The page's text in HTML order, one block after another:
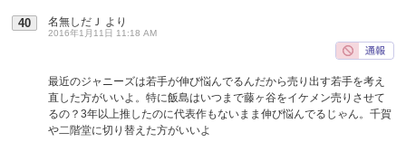
40 名無しだＪ より
2016年1月11日 11:18 AM
最近のジャニーズは若手が伸び悩んでるんだから売り出す若手を考え
直した方がいいよ。特に飯島はいつまで藤ヶ谷をイケメン売りさせて
るの？3年以上推したのに代表作もないまま伸び悩んでるじゃん。千賀
や二階堂に切り替えた方がいいよ